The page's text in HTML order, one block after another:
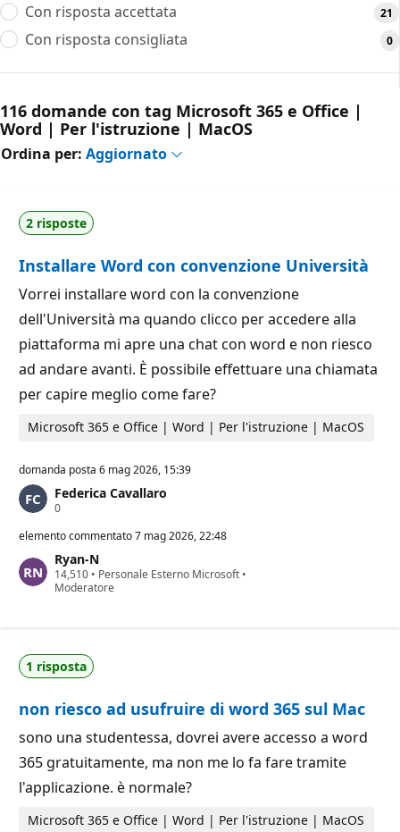
Con risposta accettata 21
Con risposta consigliata 0
116 domande con tag Microsoft 365 e Office |
Word | Per l'istruzione | MacOS
Ordina per: Aggiornato
2 risposte
Installare Word con convenzione Università
Vorrei installare word con la convenzione
dell'Università ma quando clicco per accedere alla
piattaforma mi apre una chat con word e non riesco
ad andare avanti. È possibile effettuare una chiamata
per capire meglio come fare?
Microsoft 365 e Office | Word | Per l'istruzione | MacOS
domanda posta 6 mag 2026, 15:39
Federica Cavallaro
0P
n
i
d
i
t
a
z
o
e
elemento commentato7 mag 2026, 22:48
Ryan-N
14,510 P
u
r
u
a
z
i
n
• Personale Esterno Microsoft •
Moderatore
1 risposta
non riesco ad usufruire di word 365 sul Mac
sono una studentessa, dovrei avere accesso a word
365 gratuitamente, ma non me lo fa fare tramite
l'applicazione. è normale?
Microsoft 365 e Office | Word | Per l'istruzione | MacOS